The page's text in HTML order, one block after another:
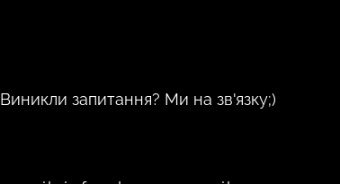
Виникли запитання? Ми на зв'язку;)